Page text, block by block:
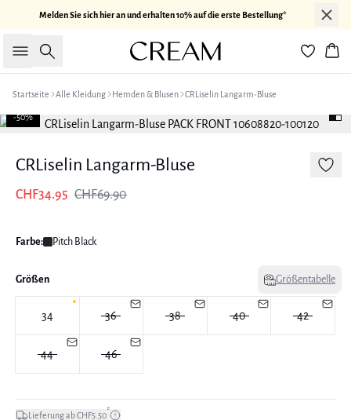
Melden Sie sich hier an und erhalten 10% auf die erste Bestellung*
Suche
Startseite Alle Kleidung Hemden & Blusen CRLiselin Langarm-Bluse
-50%
CRLiselin Langarm-Bluse
CHF34.95 CHF69.90
Farbe: Pitch Black
Größen Größentabelle
34 36 38 40 42
44 46
Lieferung ab CHF5.50*